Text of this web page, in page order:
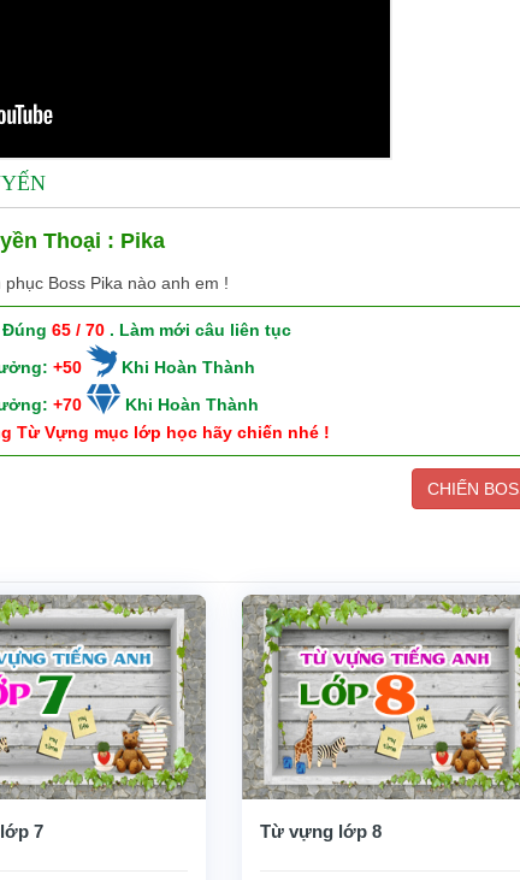
Thoại : Pika
phục Boss Pika nào anh em !
65 / 70. Làm mới câu liên tục
+50
Khi Hoàn Thành
+70
Khi Hoàn Thành
Từ Vựng mục lớp học hãy chiến nhé !
CHIẾN
7 Từ vựng lớp 8